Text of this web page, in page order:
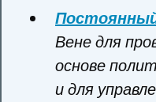
Вене для
основе
и для